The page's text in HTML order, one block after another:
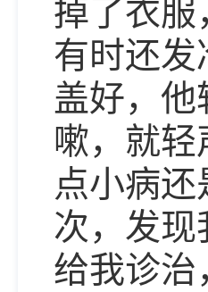
掉了衣服
有时还
盖好，
嗽，就轻
点小病
次，发现
给我诊治